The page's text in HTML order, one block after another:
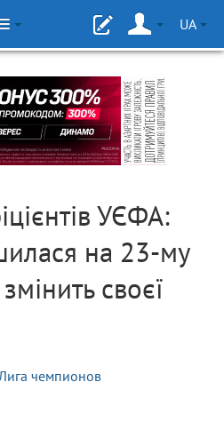
UA
УЄФА:
на 23-му
своєї
чемпионов